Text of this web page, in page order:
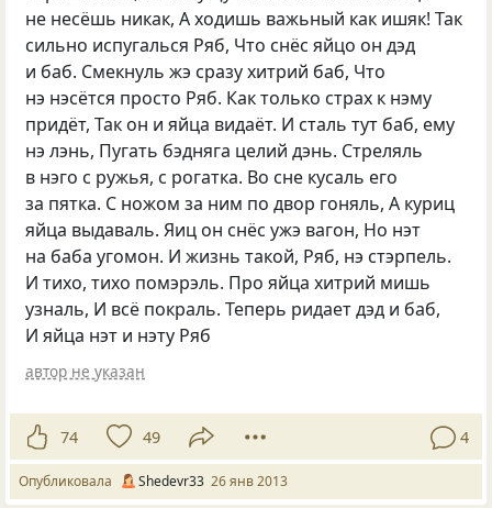
не несёшь никак, А ходишь важьный как ишяк! Так
сильно испугалься Ряб, Что снёс яйцо он дэд
и баб. Смекнуль жэ сразу хитрий баб, Что
нэ нэсётся просто Ряб. Как только страх к нэму
придёт, Так он и яйца видаёт. И сталь тут баб, ему
нэ лэнь, Пугать бэдняга целий дэнь. Стреляль
в нэго с ружья, с рогатка. Во сне кусаль его
за пятка. С ножом за ним по двор гоняль, А куриц
яйца выдаваль. Яиц он снёс ужэ вагон, Но нэт
на баба угомон. И жизнь такой, Ряб, нэ стэрпель.
И тихо, тихо помэрэль. Про яйца хитрий мишь
узналь, И всё покраль. Теперь ридает дэд и баб,
И яйца нэт и нэту Ряб
автор не указан
74 49 4
Опубликовала Shedevr33 26 янв 2013